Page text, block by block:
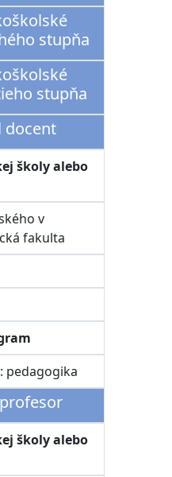
stupňa
stupňa
docent
školy alebo
v
fakulta
pedagogika
školy alebo